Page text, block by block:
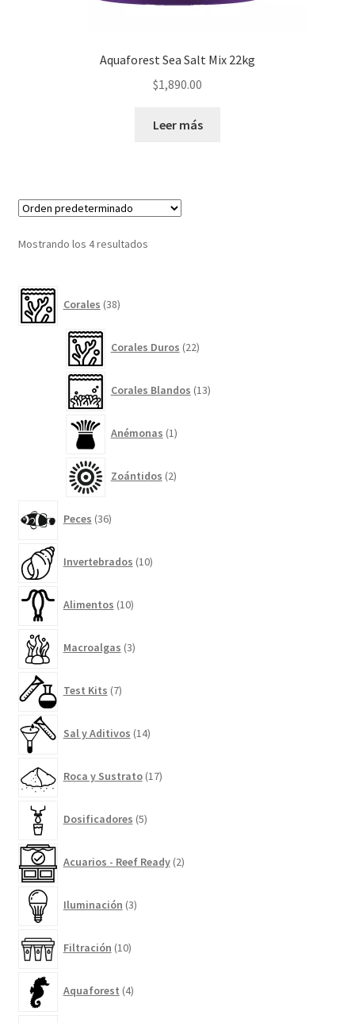
Aquaforest Sea Salt Mix 22kg
$1,890.00
Leer más
Mostrando los 4 resultados
Corales 38productos
Corales Duros 22productos
Corales Blandos 13productos
Anémonas 1producto
Zoántidos 2productos
Peces 36productos
Invertebrados 10productos
Alimentos 10productos
Macroalgas 3productos
Test Kits 7productos
Sal y Aditivos 14productos
Roca y Sustrato 17productos
Dosificadores 5productos
Acuarios - Reef Ready 2productos
Iluminación 3productos
Filtración 10productos
Aquaforest 4productos